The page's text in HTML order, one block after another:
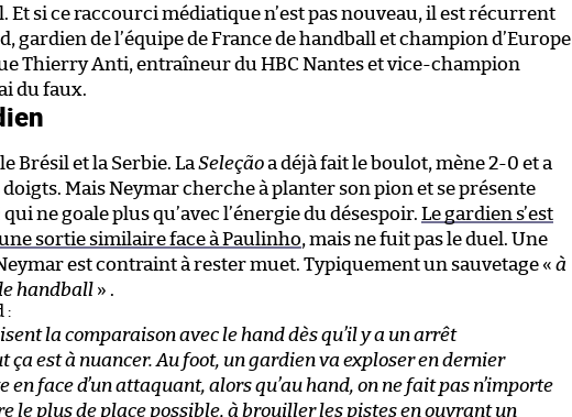
Et si ce raccourci médiatique n’est pas nouveau, il est récurrent
gardien de l’équipe de France de handball et champion d’Europe
Thierry Anti, entraîneur du HBC Nantes et vice-champion
du faux.
Brésil et la Serbie. La Seleçãoa déjà fait le boulot, mène 2-0 et a
Mais Neymar cherche à planter son pion et se présente
ne goale plus qu’avec l’énergie du désespoir. Le gardien s’est
sortie similaire face à Paulinho, mais ne fuit pas le duel. Une
est contraint à rester muet. Typiquement un sauvetage « à
handball » .
:
la comparaison avec le hand dès qu’il y a un arrêt
ça est à nuancer. Au foot, un gardien va exploser en dernier
en face d’un attaquant, alors qu’au hand, on ne fait pas n’importe
le plus de place possible, à brouiller les pistes en ouvrant un